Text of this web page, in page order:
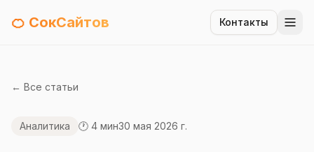
🍊 СокСайтов Контакты
← Все статьи
Аналитика 🕐 4 мин30 мая 2026 г.